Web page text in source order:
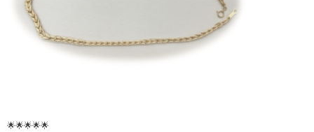
🌟🌟🌟🌟🌟